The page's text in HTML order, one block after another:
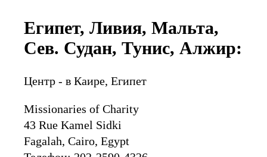
Египет, Ливия, Мальта,
Сев. Судан, Тунис, Алжир:
Центр - в Каире, Египет
Missionaries of Charity
43 Rue Kamel Sidki
Fagalah, Cairo, Egypt